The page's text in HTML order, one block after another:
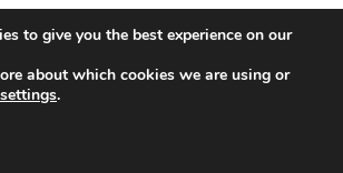
to give you the best experience on our
about which cookies we are using or
settings.